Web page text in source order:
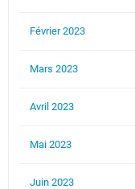
Février 2023
Mars 2023
Avril 2023
Mai 2023
Juin 2023